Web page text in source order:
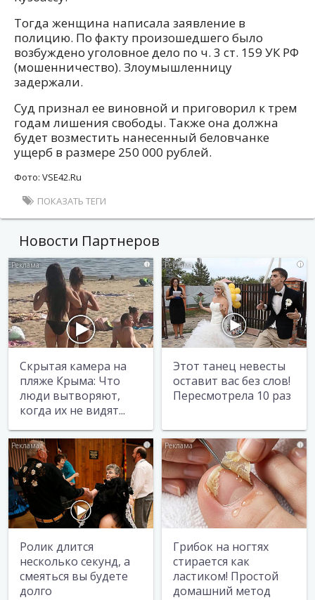
Тогда женщина написала заявление в
полицию. По факту произошедшего было
возбуждено уголовное дело по ч. 3 ст. 159 УК РФ
(мошенничество). Злоумышленницу
задержали.
Суд признал ее виновной и приговорил к трем
годам лишения свободы. Также она должна
будет возместить нанесенный беловчанке
ущерб в размере 250 000 рублей.
Фото: VSE42.Ru
ПОКАЗАТЬ ТЕГИ
Новости Партнеров
i
Скрытая камера на
пляже Крыма: Что
люди вытворяют,
когда их не видят...
i
Этот танец невесты
оставит вас без слов!
Пересмотрела 10 раз
i
Ролик длится
несколько секунд, а
смеяться вы будете
долго
i
Грибок на ногтях
стирается как
ластиком! Простой
домашний метод